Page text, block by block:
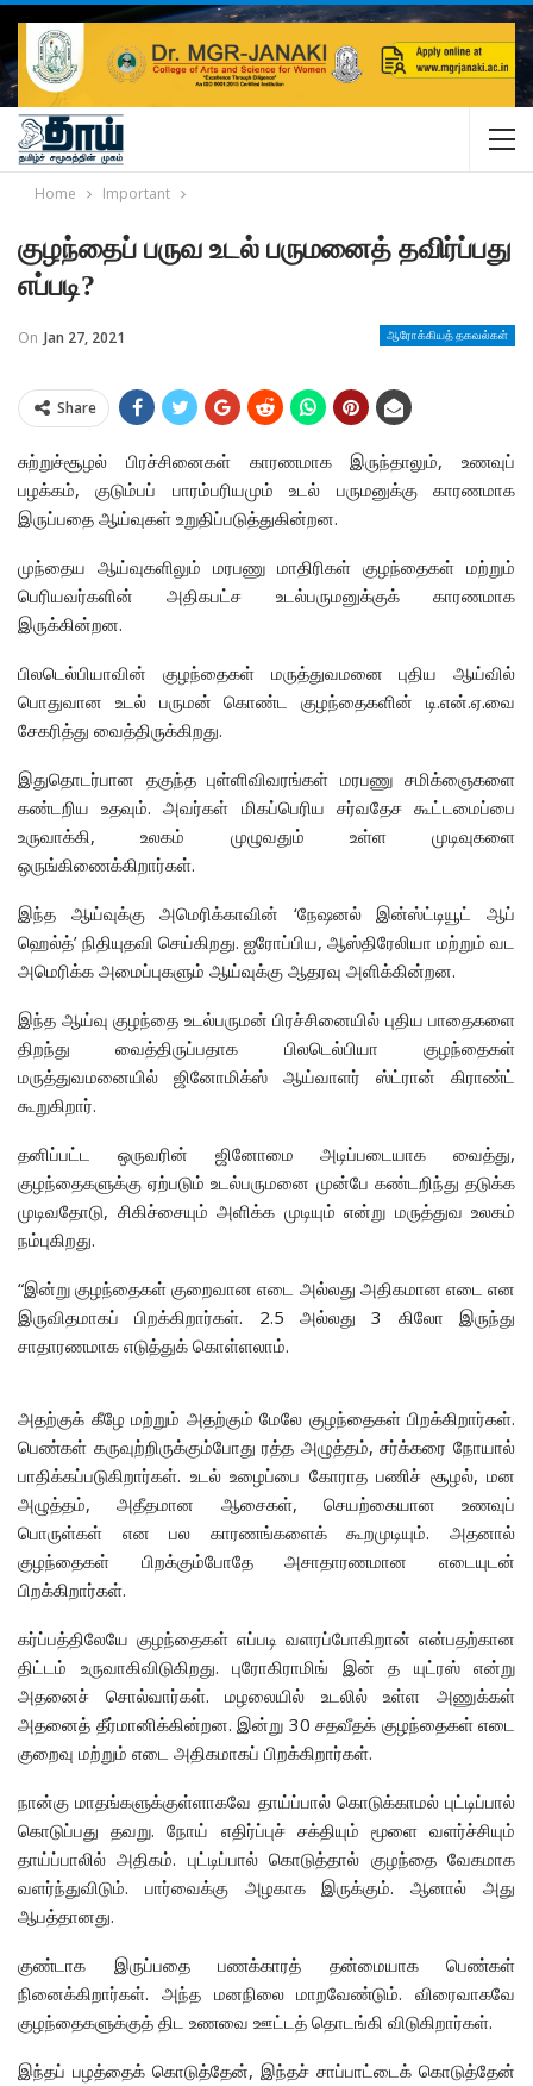
Home Important
குழந்தைப் பருவ உடல் பருமனைத் தவிர்ப்பது
எப்படி?
ஆரோக்கியத் தகவல்கள்
On Jan 27, 2021
Share
சுற்றுச்சூழல் பிரச்சினைகள் காரணமாக இருந்தாலும், உணவுப்
பழக்கம், குடும்பப் பாரம்பரியமும் உடல் பருமனுக்கு காரணமாக
இருப்பதை ஆய்வுகள் உறுதிப்படுத்துகின்றன.
முந்தைய ஆய்வுகளிலும் மரபணு மாதிரிகள் குழந்தைகள் மற்றும்
பெரியவர்களின் அதிகபட்ச உடல்பருமனுக்குக் காரணமாக
இருக்கின்றன.
பிலடெல்பியாவின் குழந்தைகள் மருத்துவமனை புதிய ஆய்வில்
பொதுவான உடல் பருமன் கொண்ட குழந்தைகளின் டி.என்.ஏ.வை
சேகரித்து வைத்திருக்கிறது.
இதுதொடர்பான தகுந்த புள்ளிவிவரங்கள் மரபணு சமிக்ஞைகளை
கண்டறிய உதவும். அவர்கள் மிகப்பெரிய சர்வதேச கூட்டமைப்பை
உருவாக்கி, உலகம் முழுவதும் உள்ள முடிவுகளை
ஒருங்கிணைக்கிறார்கள்.
இந்த ஆய்வுக்கு அமெரிக்காவின் ‘நேஷனல் இன்ஸ்ட்டியூட் ஆப்
ஹெல்த்’ நிதியுதவி செய்கிறது. ஐரோப்பிய, ஆஸ்திரேலியா மற்றும் வட
அமெரிக்க அமைப்புகளும் ஆய்வுக்கு ஆதரவு அளிக்கின்றன.
இந்த ஆய்வு குழந்தை உடல்பருமன் பிரச்சினையில் புதிய பாதைகளை
திறந்து வைத்திருப்பதாக பிலடெல்பியா குழந்தைகள்
மருத்துவமனையில் ஜினோமிக்ஸ் ஆய்வாளர் ஸ்ட்ரான் கிராண்ட்
கூறுகிறார்.
தனிப்பட்ட ஒருவரின் ஜினோமை அடிப்படையாக வைத்து,
குழந்தைகளுக்கு ஏற்படும் உடல்பருமனை முன்பே கண்டறிந்து தடுக்க
முடிவதோடு, சிகிச்சையும் அளிக்க முடியும் என்று மருத்துவ உலகம்
நம்புகிறது.
“இன்று குழந்தைகள் குறைவான எடை அல்லது அதிகமான எடை என
இருவிதமாகப் பிறக்கிறார்கள். 2.5 அல்லது 3 கிலோ இருந்து
சாதாரணமாக எடுத்துக் கொள்ளலாம்.
அதற்குக் கீழே மற்றும் அதற்கும் மேலே குழந்தைகள் பிறக்கிறார்கள்.
பெண்கள் கருவுற்றிருக்கும்போது ரத்த அழுத்தம், சர்க்கரை நோயால்
பாதிக்கப்படுகிறார்கள். உடல் உழைப்பை கோராத பணிச் சூழல், மன
அழுத்தம், அதீதமான ஆசைகள், செயற்கையான உணவுப்
பொருள்கள் என பல காரணங்களைக் கூறமுடியும். அதனால்
குழந்தைகள் பிறக்கும்போதே அசாதாரணமான எடையுடன்
பிறக்கிறார்கள்.
கர்ப்பத்திலேயே குழந்தைகள் எப்படி வளரப்போகிறான் என்பதற்கான
திட்டம் உருவாகிவிடுகிறது. புரோகிராமிங் இன் த யுட்ரஸ் என்று
அதனைச் சொல்வார்கள். மழலையில் உடலில் உள்ள அணுக்கள்
அதனைத் தீர்மானிக்கின்றன. இன்று 30 சதவீதக் குழந்தைகள் எடை
குறைவு மற்றும் எடை அதிகமாகப் பிறக்கிறார்கள்.
நான்கு மாதங்களுக்குள்ளாகவே தாய்ப்பால் கொடுக்காமல் புட்டிப்பால்
கொடுப்பது தவறு. நோய் எதிர்ப்புச் சக்தியும் மூளை வளர்ச்சியும்
தாய்ப்பாலில் அதிகம். புட்டிப்பால் கொடுத்தால் குழந்தை வேகமாக
வளர்ந்துவிடும். பார்வைக்கு அழகாக இருக்கும். ஆனால் அது
ஆபத்தானது.
குண்டாக இருப்பதை பணக்காரத் தன்மையாக பெண்கள்
நினைக்கிறார்கள். அந்த மனநிலை மாறவேண்டும். விரைவாகவே
குழந்தைகளுக்குத் திட உணவை ஊட்டத் தொடங்கி விடுகிறார்கள்.
இந்தப் பழத்தைக் கொடுத்தேன், இந்தச் சாப்பாட்டைக் கொடுத்தேன்